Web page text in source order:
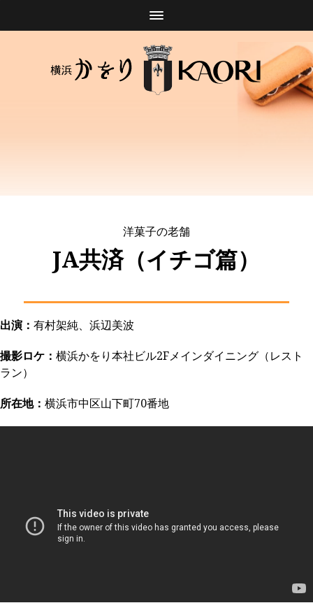
洋菓子の老舗
JA共済（イチゴ篇）
出演： 有村架純、浜辺美波
撮影ロケ： 横浜かをり本社ビル2Fメインダイニング（レスト
ラン）
所在地： 横浜市中区山下町70番地